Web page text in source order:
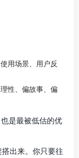
用场景、用户反
性、偏故事、偏
是最被低估的优
出来。你只要往